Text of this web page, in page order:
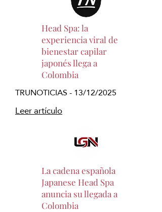
Head Spa: la
experiencia viral de
bienestar capilar
japonés llega a
Colombia
TRUNOTICIAS - 13/12/2025
Leer artículo
La cadena española
Japanese Head Spa
anuncia su llegada a
Colombia